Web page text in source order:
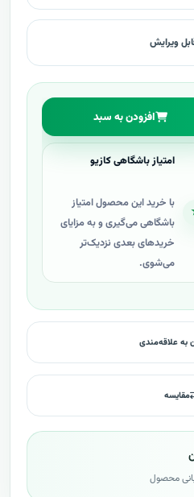
ویرایش
افزودن به سبد
امتیاز باشگاهی کازیو
با خرید این محصول امتیاز
باشگاهی می‌گیری و به مزایای
خریدهای بعدی نزدیک‌تر
می‌شوی.
به علاقه‌مندی
مقایسه
محصول